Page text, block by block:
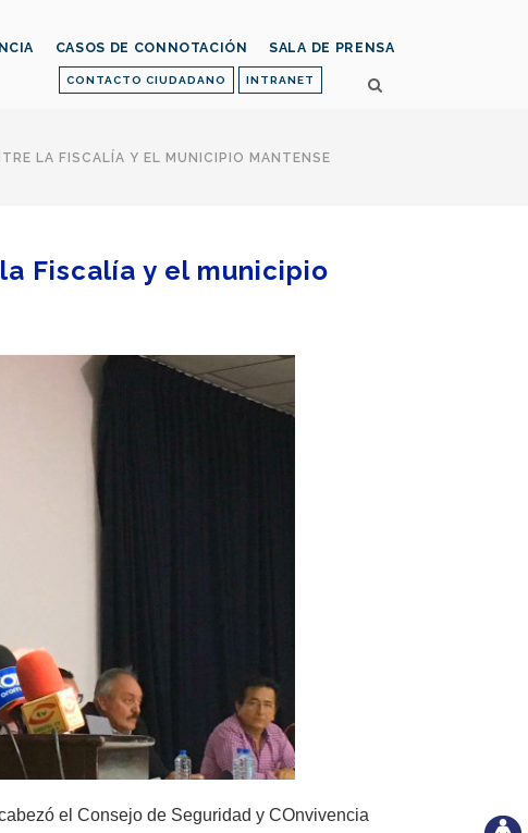
CONTACTO CIUDADANO INTRANET
CASOS DE CONNOTACIÓN SALA DE PRENSA
LA FISCALÍA Y EL MUNICIPIO MANTENSE
Fiscalía y el municipio
el Consejo de Seguridad y COnvivencia